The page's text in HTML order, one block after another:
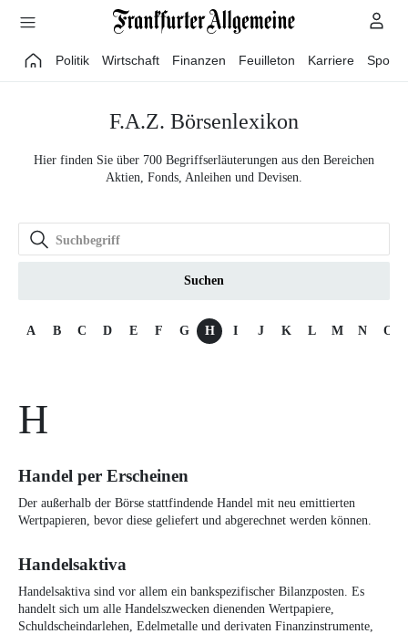
Direkt zum Hauptinhalt
Politik Wirtschaft Finanzen Feuilleton Karriere Sport
F.A.Z. Börsenlexikon
Hier finden Sie über 700 Begriffserläuterungen aus den Bereichen
Aktien, Fonds, Anleihen und Devisen.
Suchen
A B C D E F G H I J K L M N O
H
Handel per Erscheinen
Der außerhalb der Börse stattfindende Handel mit neu emittierten
Wertpapieren, bevor diese geliefert und abgerechnet werden können.
Handelsaktiva
Handelsaktiva sind vor allem ein bankspezifischer Bilanzposten. Es
handelt sich um alle Handelszwecken dienenden Wertpapiere,
Schuldscheindarlehen, Edelmetalle und derivaten Finanzinstrumente,